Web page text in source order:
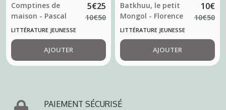
Comptines de
maison - Pascal
Alexandre
5€25
10€50
LITTÉRATURE JEUNESSE
AJOUTER
Batkhuu, le petit
Mongol - Florence
Marguerie
10€
10€50
LITTÉRATURE JEUNESSE
AJOUTER
PAIEMENT SÉCURISÉ